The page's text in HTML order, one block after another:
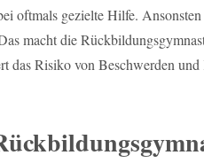
oftmals gezielte Hilfe.
macht die
das Risiko von Beschwerden